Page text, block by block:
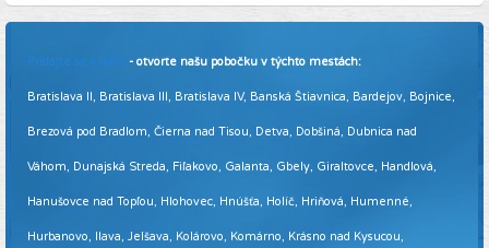
Pridajte sa k nám - otvorte našu pobočku v týchto mestách:
Bratislava II, Bratislava III, Bratislava IV, Banská Štiavnica, Bardejov, Bojnice,
Brezová pod Bradlom, Čierna nad Tisou, Detva, Dobšiná, Dubnica nad
Váhom, Dunajská Streda, Fiľakovo, Galanta, Gbely, Giraltovce, Handlová,
Hanušovce nad Topľou, Hlohovec, Hnúšťa, Holíč, Hriňová, Humenné,
Hurbanovo, Ilava, Jelšava, Kolárovo, Komárno, Krásno nad Kysucou,